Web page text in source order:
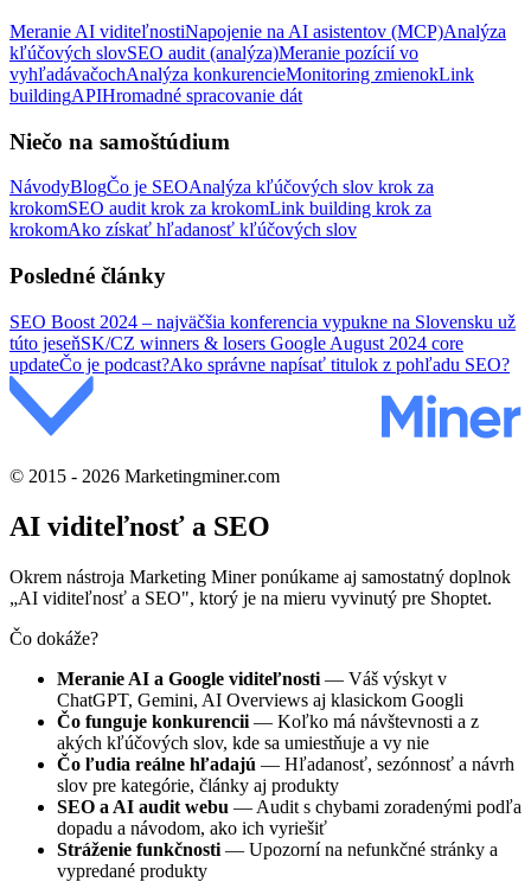
Meranie AI viditeľnostiNapojenie na AI asistentov (MCP)Analýza
kľúčových slovSEO audit (analýza)Meranie pozícií vo
vyhľadávačochAnalýza konkurencieMonitoring zmienokLink
buildingAPIHromadné spracovanie dát
Niečo na samoštúdium
NávodyBlogČo je SEOAnalýza kľúčových slov krok za
krokomSEO audit krok za krokomLink building krok za
krokomAko získať hľadanosť kľúčových slov
Posledné články
SEO Boost 2024 – najväčšia konferencia vypukne na Slovensku už
túto jeseňSK/CZ winners & losers Google August 2024 core
updateČo je podcast?Ako správne napísať titulok z pohľadu SEO?
© 2015 - 2026 Marketingminer.com
AI viditeľnosť a SEO
Okrem nástroja Marketing Miner ponúkame aj samostatný doplnok
„AI viditeľnosť a SEO", ktorý je na mieru vyvinutý pre Shoptet.
Čo dokáže?
Meranie AI a Google viditeľnosti — Váš výskyt v
ChatGPT, Gemini, AI Overviews aj klasickom Googli
Čo funguje konkurencii — Koľko má návštevnosti a z
akých kľúčových slov, kde sa umiestňuje a vy nie
Čo ľudia reálne hľadajú — Hľadanosť, sezónnosť a návrh
slov pre kategórie, články aj produkty
SEO a AI audit webu — Audit s chybami zoradenými podľa
dopadu a návodom, ako ich vyriešiť
Stráženie funkčnosti — Upozorní na nefunkčné stránky a
vypredané produkty